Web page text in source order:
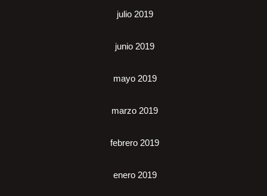
julio 2019
junio 2019
mayo 2019
marzo 2019
febrero 2019
enero 2019